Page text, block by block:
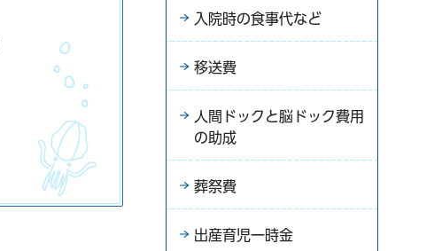
入院時の食事代など
移送費
人間ドックと脳ドック費用
の助成
葬祭費
出産育児一時金